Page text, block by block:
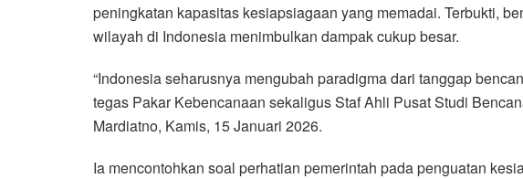
peningkatan kapasitas kesiapsiagaan yang memadai. Terbukti,
wilayah di Indonesia menimbulkan dampak cukup besar.
“Indonesia seharusnya mengubah paradigma dari tanggap
tegas Pakar Kebencanaan sekaligus Staf Ahli Pusat Studi
Mardiatno, Kamis, 15 Januari 2026.
Ia mencontohkan soal perhatian pemerintah pada penguatan